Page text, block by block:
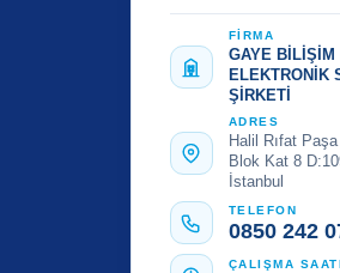
FİRMA
GAYE BİLİŞİM
ELEKTRONİK
ŞİRKETİ
ADRES
Halil Rıfat
Blok Kat 8
İstanbul
TELEFON
0850 242
ÇALIŞMA